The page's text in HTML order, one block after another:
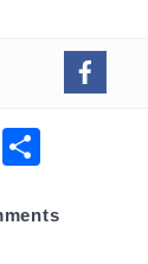
Pi
za